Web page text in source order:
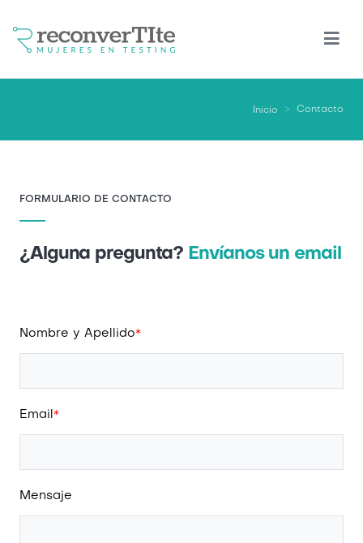
Inicio Contacto
FORMULARIO DE CONTACTO
¿Alguna pregunta? Envíanos un email
Nombre y Apellido*
Email *
Mensaje